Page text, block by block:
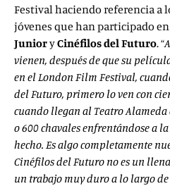
Festival haciendo referencia a
jóvenes que han participado
JunioryCinéfilos del Futuro. “
vienen, después de que su
en el London Film Festival,
del Futuro, primero lo ven con
cuando llegan al Teatro Alameda
o 600 chavales enfrentándose a
hecho. Es algo completamente
Cinéfilos del Futuro no es un
un trabajo muy duro a lo largo de